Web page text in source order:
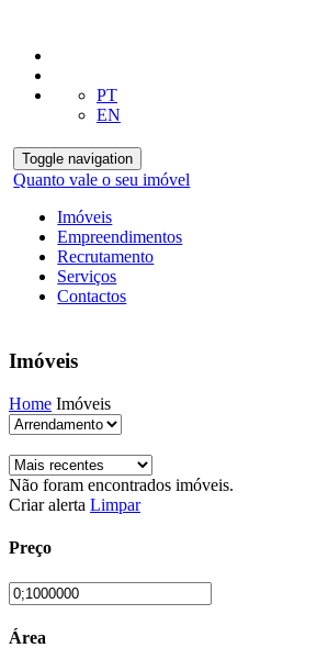
PT
EN
Toggle navigation
Quanto vale o seu imóvel
Imóveis
Empreendimentos
Recrutamento
Serviços
Contactos
Imóveis
Home Imóveis
Não foram encontrados imóveis.
Criar alerta Limpar
Preço
Área